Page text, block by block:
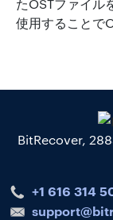
たOSTファイル
使用することで
BitRecover,
+1 616 314